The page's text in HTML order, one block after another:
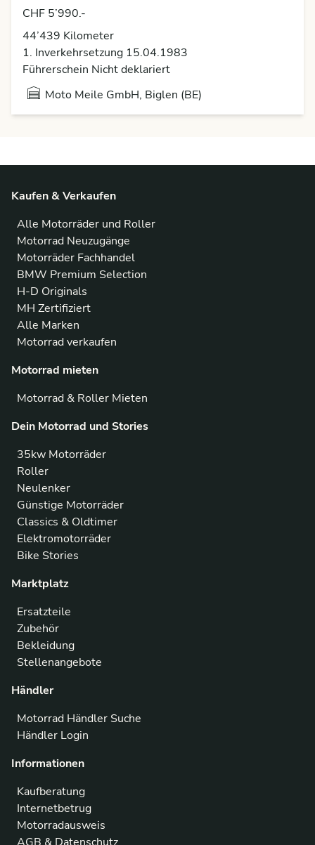
CHF 5’990.-
44’439 Kilometer
1. Inverkehrsetzung 15.04.1983
Führerschein Nicht deklariert
Moto Meile GmbH, Biglen (BE)
Kaufen & Verkaufen
Alle Motorräder und Roller
Motorrad Neuzugänge
Motorräder Fachhandel
BMW Premium Selection
H-D Originals
MH Zertifiziert
Alle Marken
Motorrad verkaufen
Motorrad mieten
Motorrad & Roller Mieten
Dein Motorrad und Stories
35kw Motorräder
Roller
Neulenker
Günstige Motorräder
Classics & Oldtimer
Elektromotorräder
Bike Stories
Marktplatz
Ersatzteile
Zubehör
Bekleidung
Stellenangebote
Händler
Motorrad Händler Suche
Händler Login
Informationen
Kaufberatung
Internetbetrug
Motorradausweis